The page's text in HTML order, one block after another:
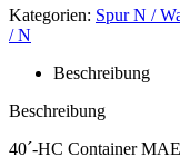
Kategorien: Spur N /
/ N
Beschreibung
Beschreibung
40´-HC Container